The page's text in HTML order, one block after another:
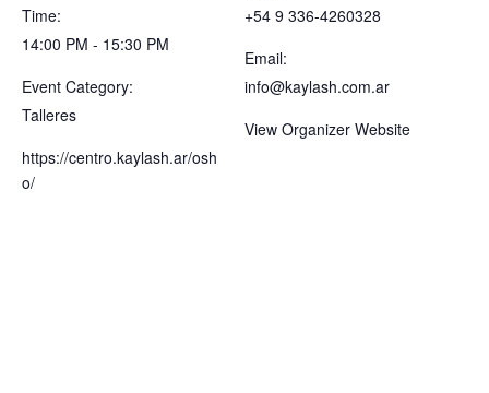
Time:
14:00 PM - 15:30 PM
Event Category:
Talleres
https://centro.kaylash.ar/osh
o/
+54 9 336-4260328
Email:
info@kaylash.com.ar
View Organizer Website